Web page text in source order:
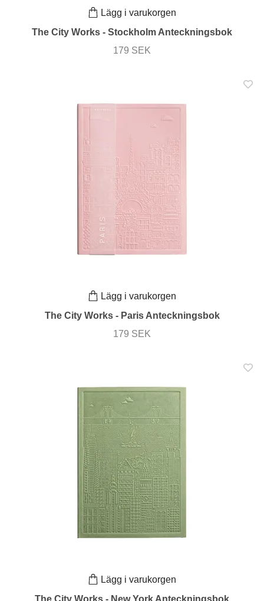
Lägg i varukorgen
The City Works - Stockholm Anteckningsbok
179 SEK
Lägg i varukorgen
The City Works - Paris Anteckningsbok
179 SEK
Lägg i varukorgen